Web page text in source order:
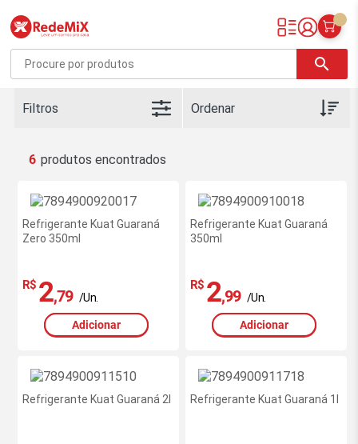
Redemix – Supermercado Online
search
Filtros
6
Refrigerante Kuat Guaraná
Zero 350ml
R$ 2,79 /Un.
Adicionar
Refrigerante Kuat Guaraná
350ml
R$ 2,99 /Un.
Adicionar
Refrigerante Kuat Guaraná 2l Refrigerante Kuat Guaraná 1l